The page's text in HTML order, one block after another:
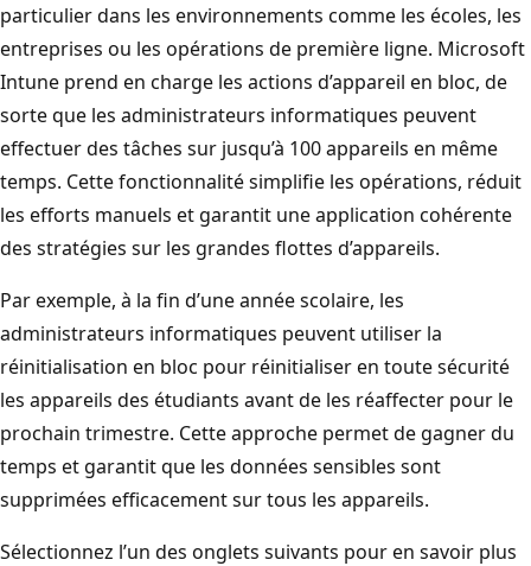
particulier dans les environnements comme les écoles, les
entreprises ou les opérations de première ligne. Microsoft
Intune prend en charge les actions d’appareil en bloc, de
sorte que les administrateurs informatiques peuvent
effectuer des tâches sur jusqu’à 100 appareils en même
temps. Cette fonctionnalité simplifie les opérations, réduit
les efforts manuels et garantit une application cohérente
des stratégies sur les grandes flottes d’appareils.
Par exemple, à la fin d’une année scolaire, les
administrateurs informatiques peuvent utiliser la
réinitialisation en bloc pour réinitialiser en toute sécurité
les appareils des étudiants avant de les réaffecter pour le
prochain trimestre. Cette approche permet de gagner du
temps et garantit que les données sensibles sont
supprimées efficacement sur tous les appareils.
Sélectionnez l’un des onglets suivants pour en savoir plus